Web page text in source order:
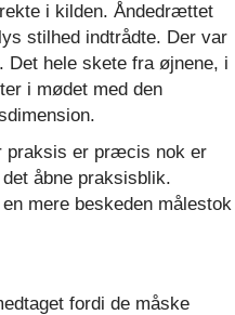
i kilden. Åndedrættet
stilhed indtrådte. Der var
Det hele skete fra øjnene, i
i mødet med den
praksis er præcis nok er
åbne praksisblik.
mere beskeden målestok
fordi de måske